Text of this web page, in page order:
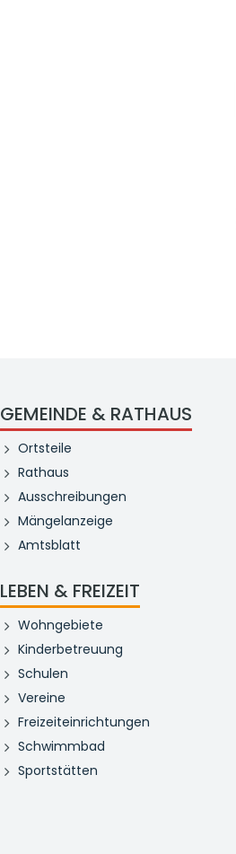
GEMEINDE & RATHAUS
Ortsteile
Rathaus
Ausschreibungen
Mängelanzeige
Amtsblatt
LEBEN & FREIZEIT
Wohngebiete
Kinderbetreuung
Schulen
Vereine
Freizeiteinrichtungen
Schwimmbad
Sportstätten